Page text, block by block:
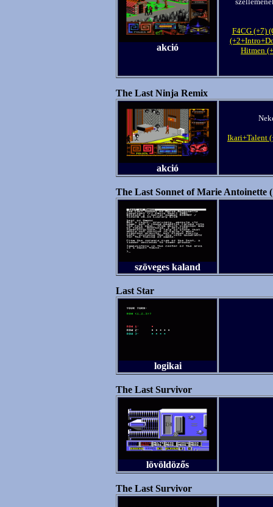
akció
F4CG (+7)
Hitmen
The Last Ninja Remix
akció
Ikari+Talent
The Last Sonnet of Marie Antoinette
szöveges kaland
Last Star
logikai
The Last Survivor
lövöldözős
The Last Survivor